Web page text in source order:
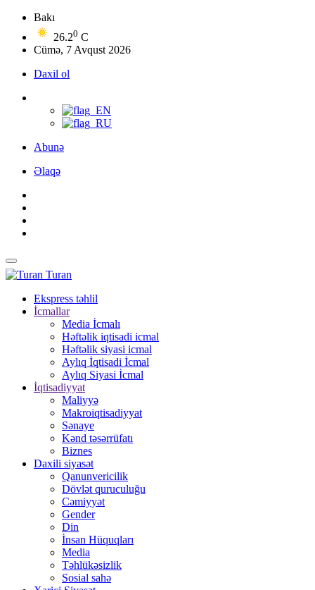
Bakı
26.20 C
Cümə, 7 Avqust 2026
Daxil ol
Abunə
Əlaqə
Turan
Ekspress təhlil
İcmallar
Media İcmalı
Həftəlik iqtisadi icmal
Həftəlik siyasi icmal
Aylıq İqtisadi İcmal
Aylıq Siyasi İcmal
İqtisadiyyat
Maliyyə
Makroiqtisadiyyat
Sənaye
Kənd təsərrüfatı
Biznes
Daxili siyasət
Qanunvericilik
Dövlət quruculuğu
Cəmiyyət
Gender
Din
İnsan Hüquqları
Media
Təhlükəsizlik
Sosial sahə